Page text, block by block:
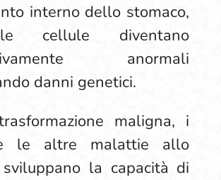
interno dello stomaco,
cellule diventano
anormali
danni genetici.
maligna, i
le altre malattie allo
sviluppano la capacità di